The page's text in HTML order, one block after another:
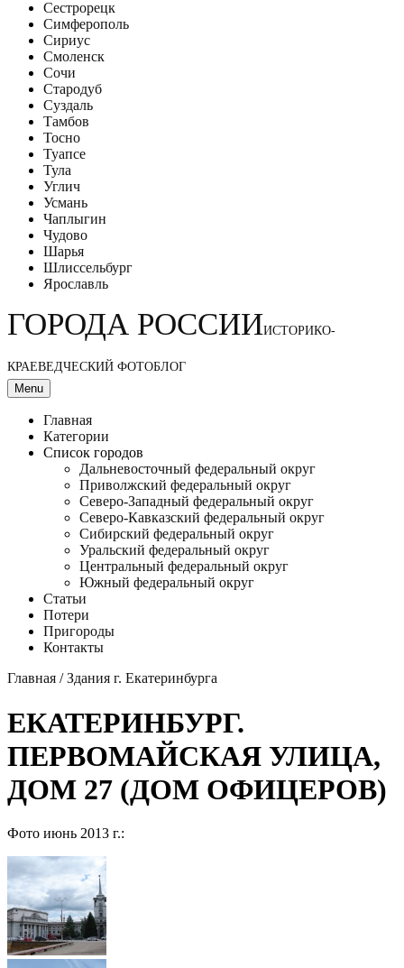
Сестрорецк
Симферополь
Сириус
Смоленск
Сочи
Стародуб
Суздаль
Тамбов
Тосно
Туапсе
Тула
Углич
Усмань
Чаплыгин
Чудово
Шарья
Шлиссельбург
Ярославль
ГОРОДА РОССИИИСТОРИКО-
КРАЕВЕДЧЕСКИЙ ФОТОБЛОГ
Menu
Главная
Категории
Список городов
Дальневосточный федеральный округ
Приволжский федеральный округ
Северо-Западный федеральный округ
Северо-Кавказский федеральный округ
Сибирский федеральный округ
Уральский федеральный округ
Центральный федеральный округ
Южный федеральный округ
Статьи
Потери
Пригороды
Контакты
Главная /Здания г. Екатеринбурга
ЕКАТЕРИНБУРГ.
ПЕРВОМАЙСКАЯ УЛИЦА,
ДОМ 27 (ДОМ ОФИЦЕРОВ)
Фото июнь 2013 г.: